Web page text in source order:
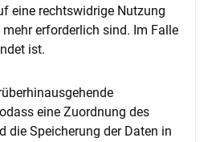
eine rechtswidrige Nutzung
erforderlich sind. Im Falle
ist.
eine Zuordnung des
die Speicherung der Daten in